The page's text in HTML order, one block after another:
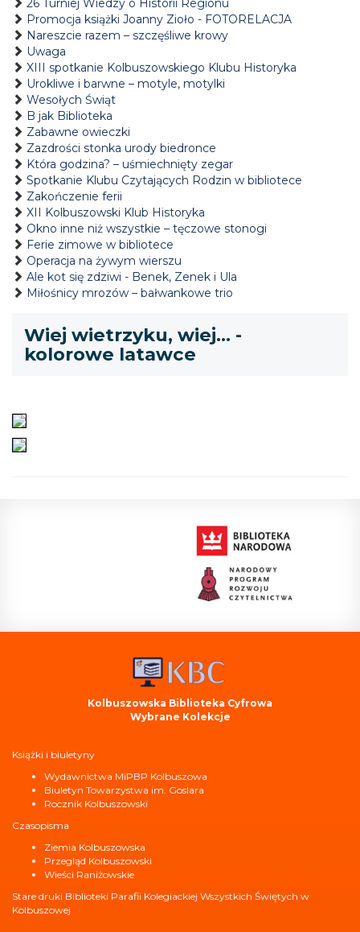
26 Turniej Wiedzy o Historii Regionu
Promocja książki Joanny Zioło - FOTORELACJA
Nareszcie razem – szczęśliwe krowy
Uwaga
XIII spotkanie Kolbuszowskiego Klubu Historyka
Urokliwe i barwne – motyle, motylki
Wesołych Świąt
B jak Biblioteka
Zabawne owieczki
Zazdrości stonka urody biedronce
Która godzina? – uśmiechnięty zegar
Spotkanie Klubu Czytających Rodzin w bibliotece
Zakończenie ferii
XII Kolbuszowski Klub Historyka
Okno inne niż wszystkie – tęczowe stonogi
Ferie zimowe w bibliotece
Operacja na żywym wierszu
Ale kot się zdziwi - Benek, Zenek i Ula
Miłośnicy mrozów – bałwankowe trio
Wiej wietrzyku, wiej… -
kolorowe latawce
Kolbuszowska Biblioteka Cyfrowa
Wybrane Kolekcje
Książki i biuletyny
Wydawnictwa MiPBP Kolbuszowa
Biuletyn Towarzystwa im. Goslara
Rocznik Kolbuszowski
Czasopisma
Ziemia Kolbuszowska
Przegląd Kolbuszowski
Wieści Raniżowskie
Stare druki Biblioteki Parafii Kolegiackiej Wszystkich Świętych w
Kolbuszowej